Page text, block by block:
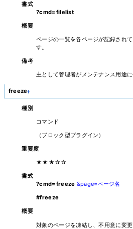
書式
?cmd=filelist
概要
ページの一覧を各ページが記録され
す。
備考
主として管理者がメンテナンス用途に
freeze†
種別
コマンド
（ブロック型プラグイン）
重要度
★★★☆☆
書式
?cmd=freeze &page=ページ名
#freeze
概要
対象のページを凍結し、不用意に変更